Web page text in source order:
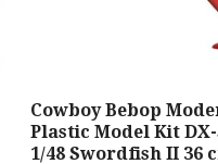
Cowboy Bebop
Plastic Model Kit DX-
1/48 Swordfish II 36